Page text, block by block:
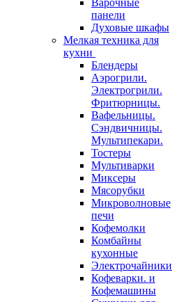
Варочные
панели
Духовые шкафы
Мелкая техника для
кухни
Блендеры
Аэрогрили.
Электрогрили.
Фритюрницы.
Вафельницы.
Сэндвичницы.
Мультипекари.
Тостеры
Мультиварки
Миксеры
Мясорубки
Микроволновые
печи
Кофемолки
Комбайны
кухонные
Электрочайники
Кофеварки. и
Кофемашины